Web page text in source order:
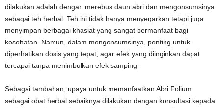
dilakukan adalah dengan merebus daun abri dan mengonsumsinya
sebagai teh herbal. Teh ini tidak hanya menyegarkan tetapi juga
menyimpan berbagai khasiat yang sangat bermanfaat bagi
kesehatan. Namun, dalam mengonsumsinya, penting untuk
diperhatikan dosis yang tepat, agar efek yang diinginkan dapat
tercapai tanpa menimbulkan efek samping.
Sebagai tambahan, upaya untuk memanfaatkan Abri Folium
sebagai obat herbal sebaiknya dilakukan dengan konsultasi kepada